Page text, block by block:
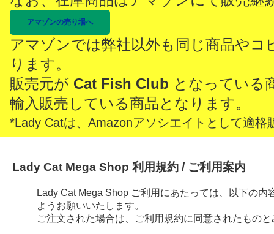
アマゾンの売り場へ
アマゾンでは弊社以外も同じ商品やコ
ります。
販売元が Cat Fish Club となっている
輸入販売している商品となります。
*Lady Catは、Amazonアソシエイトとして適格
Lady Cat Mega Shop 利用規約 / ご利用案内
Lady Cat Mega Shop ご利用にあたっては、以下の
ようお願いいたします。
ご注文された場合は、ご利用規約に同意されたもの